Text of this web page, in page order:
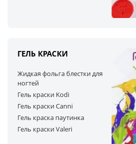
ГЕЛЬ КРАСКИ
Жидкая фольга блестки для
ногтей
Гель краски Kodi
Гель краски Canni
Гель краска паутинка
Гель краски Valeri